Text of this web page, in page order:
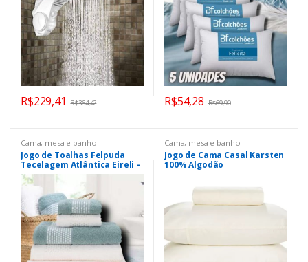
R$229,41 R$364,42 R$54,28 R$69,90
Cama, mesa e banho
Jogo de Toalhas Felpuda
Tecelagem Atlântica Eireli –
Luna Mar Mediterrâneo e
Off White 5 Peças
Cama, mesa e banho
Jogo de Cama Casal Karsten
100% Algodão